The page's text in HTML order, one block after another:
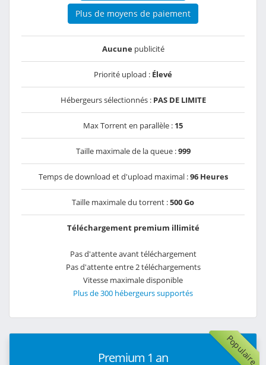
Plus de moyens de paiement
Aucunepublicité
Priorité upload : Élevé
Hébergeurs sélectionnés : PAS DE LIMITE
Max Torrent en parallèle : 15
Taille maximale de la queue :999
Temps de download et d'upload maximal :96 Heures
Taille maximale du torrent :500 Go
Téléchargement premium illimité
Pas d'attente avant téléchargement
Pas d'attente entre 2 téléchargements
Vitesse maximale disponible
Plus de 300 hébergeurs supportés
Populaire
Premium 1 an